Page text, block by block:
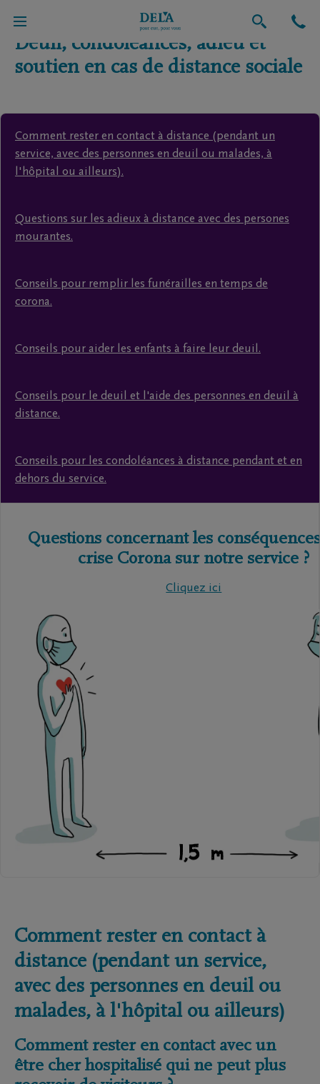
Deuil, condoléances, adieu et
soutien en cas de distance sociale
Comment rester en contact à distance (pendant un
service, avec des personnes en deuil ou malades, à
l'hôpital ou ailleurs).
Questions sur les adieux à distance avec des persones
mourantes.
Conseils pour remplir les funérailles en temps de
corona.
Conseils pour aider les enfants à faire leur deuil.
Conseils pour le deuil et l'aide des personnes en deuil à
distance.
Conseils pour les condoléances à distance pendant et en
dehors du service.
Questions concernant les
crise Corona sur notre service ?
Cliquez ici
Comment rester en contact à
distance (pendant un service,
avec des personnes en deuil ou
malades, à l'hôpital ou ailleurs)
Comment rester en contact avec un
être cher hospitalisé qui ne peut plus